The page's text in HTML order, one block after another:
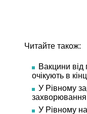
Читайте також:
Вакцини від
очікують в
У Рівному
захворювання
У Рівному